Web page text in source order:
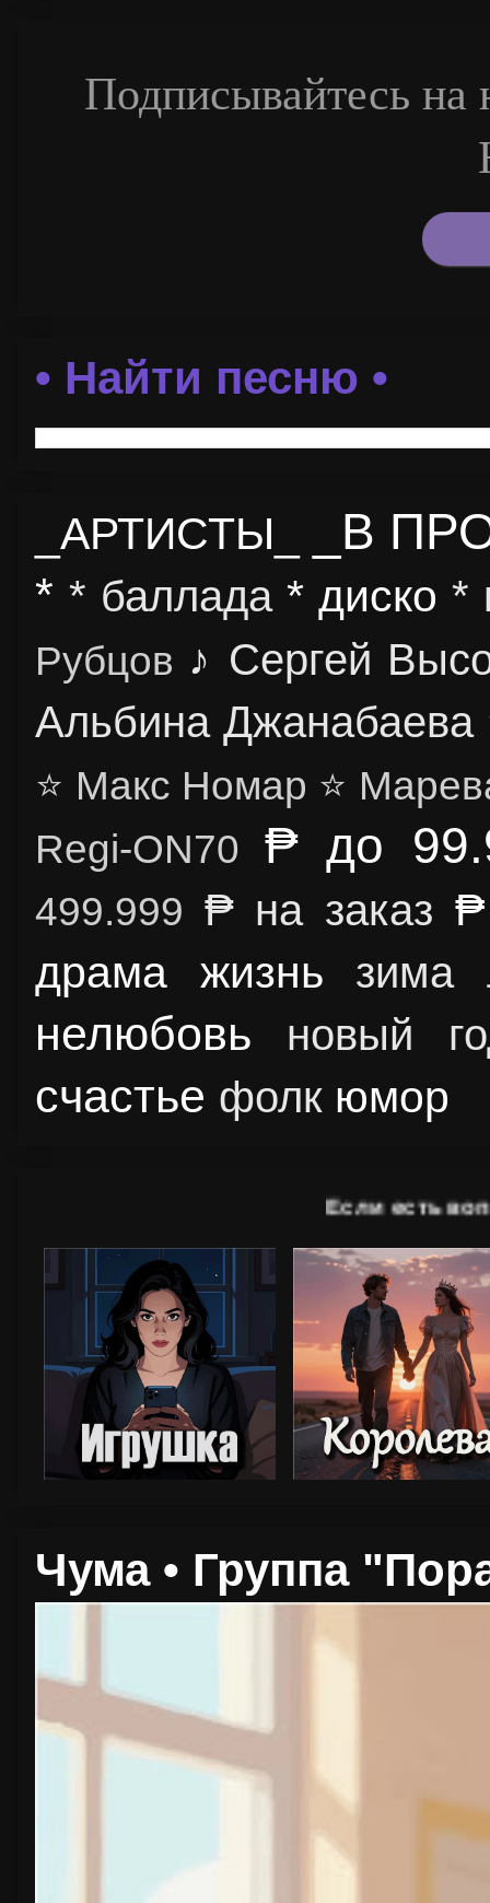
Подписывайтесь на
• Найти песню •
_АРТИСТЫ_ _В
* * баллада * диско *
Рубцов ♪ Сергей
Альбина Джанабаева
⭐ Макс Номар ⭐
Regi-ON70 ₱ до
499.999 ₱ на заказ
драма
жизнь зима
нелюбовь новый
счастье фолк юмор
Если
Чума • Группа